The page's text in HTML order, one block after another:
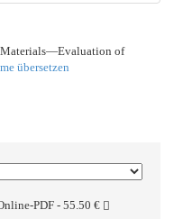
Materials—Evaluation of
übersetzen
PDF - 55.50 €